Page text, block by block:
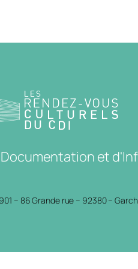
et
– 86 Grande rue – 92380 –